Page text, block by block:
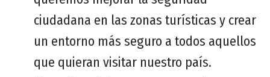
ciudadana en las zonas turísticas y crear
un entorno más seguro a todos aquellos
que quieran visitar nuestro país.